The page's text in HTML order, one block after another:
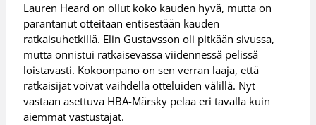
Lauren Heard on ollut koko kauden hyvä, mutta on
parantanut otteitaan entisestään kauden
ratkaisuhetkillä. Elin Gustavsson oli pitkään sivussa,
mutta onnistui ratkaisevassa viidennessä pelissä
loistavasti. Kokoonpano on sen verran laaja, että
ratkaisijat voivat vaihdella otteluiden välillä. Nyt
vastaan asettuva HBA-Märsky pelaa eri tavalla kuin
aiemmat vastustajat.